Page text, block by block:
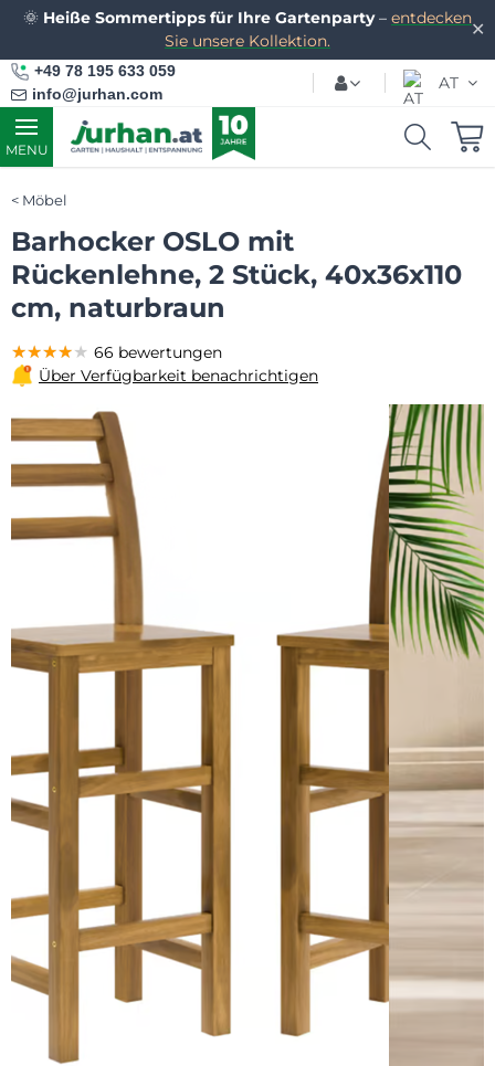
✕
🌞 Heiße Sommertipps für Ihre Gartenparty– entdecken
Sie unsere Kollektion.
+49 78 195 633 059
info@jurhan.com
AT
MENU
Möbel
Barhocker OSLO mit
Rückenlehne, 2 Stück, 40x36x110
cm, naturbraun
★★★★★
★★★★★
★★★★★ 66 bewertungen
Über Verfügbarkeit benachrichtigen